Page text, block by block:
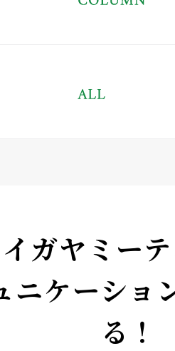
ガヤミー
ニケーショ
る！